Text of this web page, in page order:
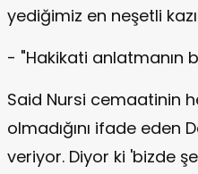
yediğimiz en neşetli
- "Hakikati anlatmanın
Said Nursi cemaatinin
olmadığını ifade eden
veriyor. Diyor ki 'bizde